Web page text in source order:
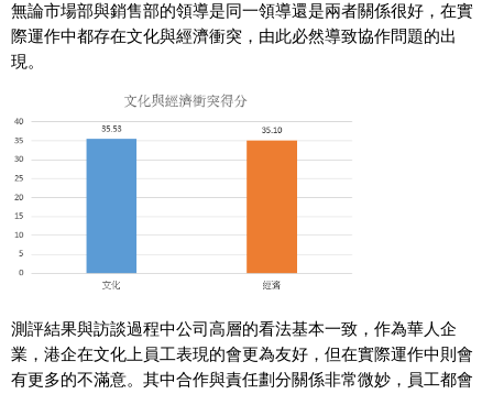
無論市場部與銷售部的領導是同一領導還是兩者關係很好，在實
際運作中都存在文化與經濟衝突，由此必然導致協作問題的出
現。
測評結果與訪談過程中公司高層的看法基本一致，作為華人企
業，港企在文化上員工表現的會更為友好，但在實際運作中則會
有更多的不滿意。其中合作與責任劃分關係非常微妙，員工都會